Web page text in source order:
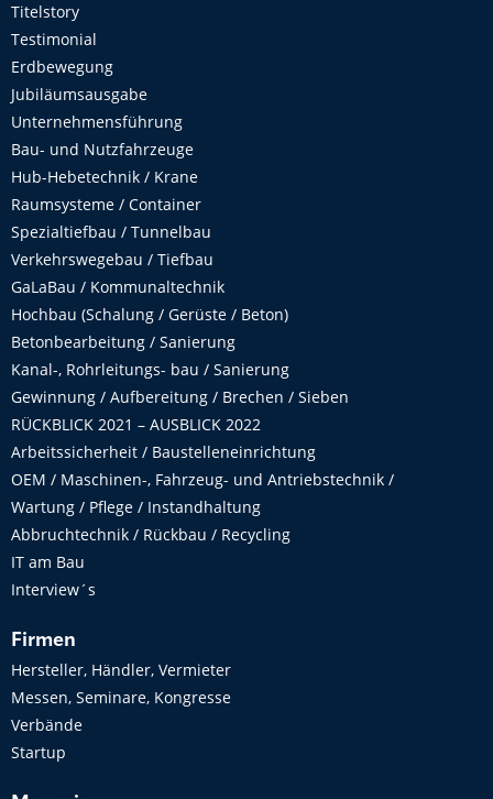
Titelstory
Testimonial
Erdbewegung
Jubiläumsausgabe
Unternehmensführung
Bau- und Nutzfahrzeuge
Hub-Hebetechnik / Krane
Raumsysteme / Container
Spezialtiefbau / Tunnelbau
Verkehrswegebau / Tiefbau
GaLaBau / Kommunaltechnik
Hochbau (Schalung / Gerüste / Beton)
Betonbearbeitung / Sanierung
Kanal-, Rohrleitungs- bau / Sanierung
Gewinnung / Aufbereitung / Brechen / Sieben
RÜCKBLICK 2021 – AUSBLICK 2022
Arbeitssicherheit / Baustelleneinrichtung
OEM / Maschinen-, Fahrzeug- und Antriebstechnik /
Wartung / Pflege / Instandhaltung
Abbruchtechnik / Rückbau / Recycling
IT am Bau
Interview´s
Firmen
Hersteller, Händler, Vermieter
Messen, Seminare, Kongresse
Verbände
Startup